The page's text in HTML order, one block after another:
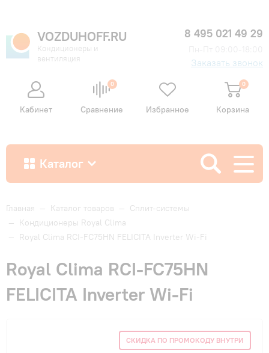
VOZDUHOFF.RU
Кондиционеры и
вентиляция
8 495 021 49 29
Заказать звонок
Кабинет
0
Сравнение Избранное
0
Корзина
Каталог
Как купить
Доставка и оплата
Гарантия и сервис
Главная — Каталог товаров — Сплит-системы
— Кондиционеры Royal Clima
— Royal Clima RCI-FC75HN FELICITA Inverter Wi-Fi
Royal Clima RCI-FC75HN
FELICITA Inverter Wi-Fi
СКИДКА ПО ПРОМОКОДУ ВНУТРИ